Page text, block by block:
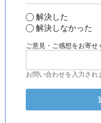
解決した
解決しなかった
ご意見・ご感想をお寄せ
お問い合わせを入力され